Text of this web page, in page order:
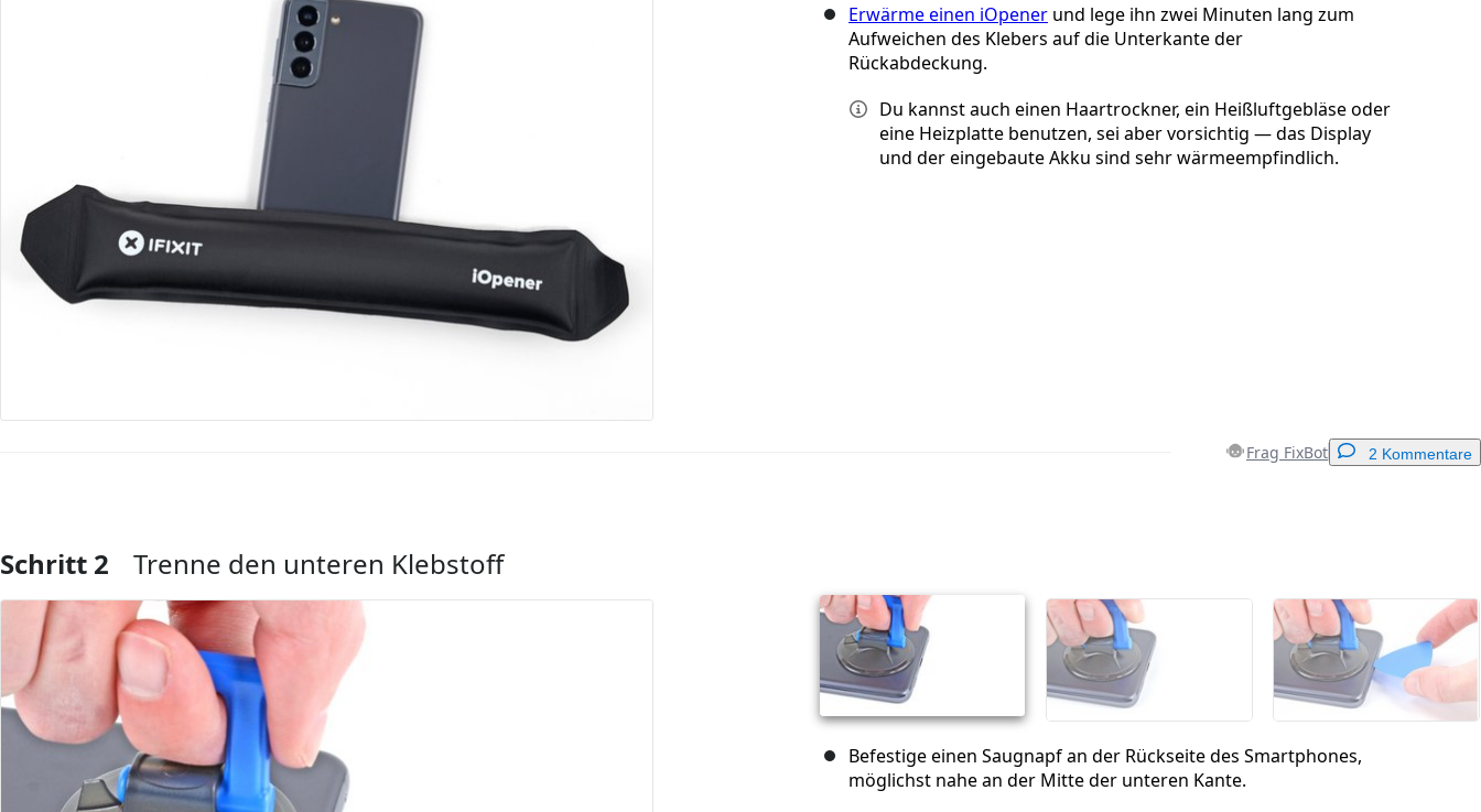
Erwärme einen iOpener und lege ihn zwei Minuten lang zum
Aufweichen des Klebers auf die Unterkante der
Rückabdeckung.
Du kannst auch einen Haartrockner, ein Heißluftgebläse oder
eine Heizplatte benutzen, sei aber vorsichtig — das Display
und der eingebaute Akku sind sehr wärmeempfindlich.
Frag FixBot 2 Kommentare
Kommentar hinzufügen
Abbrechen Kommentieren
Schritt 2 Trenne den unteren Klebstoff
Befestige einen Saugnapf an der Rückseite des Smartphones,
möglichst nahe an der Mitte der unteren Kante.